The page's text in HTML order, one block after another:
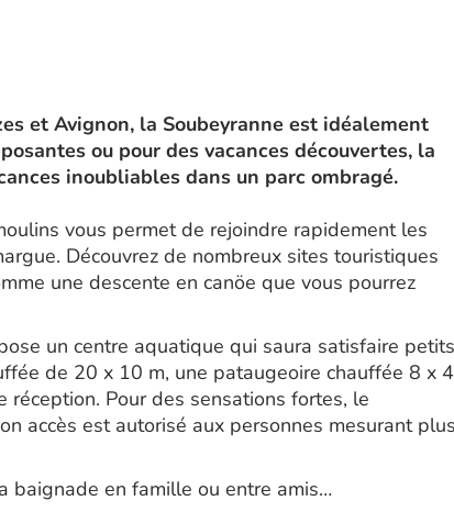
et Avignon, la Soubeyranne est idéalement
ou pour des vacances découvertes, la
inoubliables dans un parc ombragé.
vous permet de rejoindre rapidement les
Découvrez de nombreux sites touristiques
une descente en canöe que vous pourrez
un centre aquatique qui saura satisfaire petits
de 20 x 10 m, une pataugeoire chauffée 8 x 4
Pour des sensations fortes, le
accès est autorisé aux personnes mesurant plus
baignade en famille ou entre amis…